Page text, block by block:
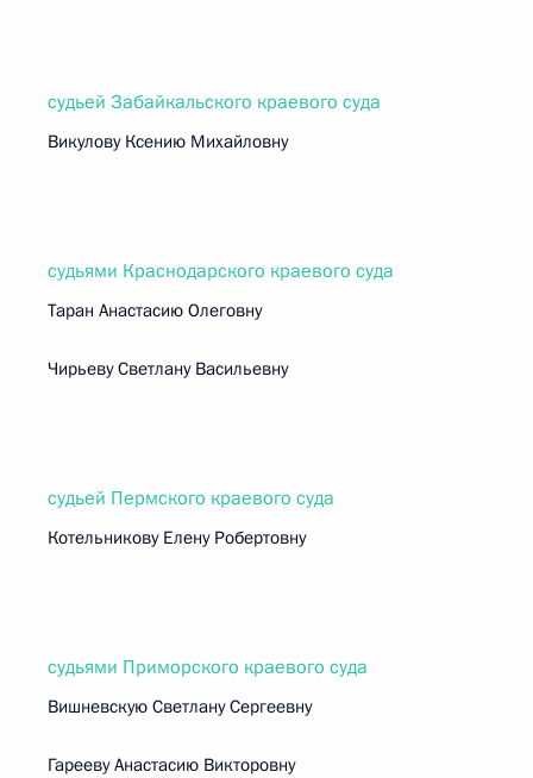
судьей Забайкальского краевого суда
Викулову Ксению Михайловну
судьями Краснодарского краевого суда
Таран Анастасию Олеговну
Чирьеву Светлану Васильевну
судьей Пермского краевого суда
Котельникову Елену Робертовну
судьями Приморского краевого суда
Вишневскую Светлану Сергеевну
Гарееву Анастасию Викторовну